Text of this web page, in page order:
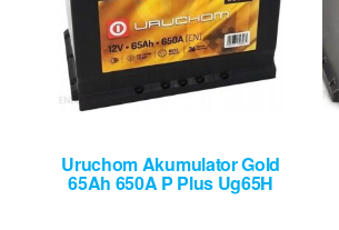
Uruchom Akumulator Gold
65Ah 650A P Plus Ug65H